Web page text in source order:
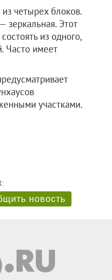
четырех блоков.
зеркальная. Этот
из одного,
Часто имеет
участками.
новость